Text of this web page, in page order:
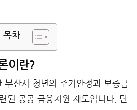
목차
이란?
부산시 청년의 주거안정과 보증금
된 공공 금융지원 제도입니다. 단